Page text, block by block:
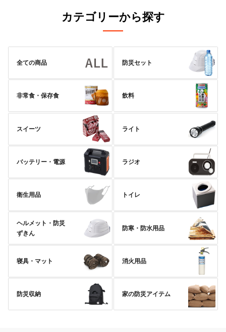
カテゴリーから探す
全ての商品 防災セット
非常食・保存食 飲料
スイーツ ライト
バッテリー・電源 ラジオ
衛生用品 トイレ
ヘルメット・防災
ずきん
防寒・防水用品
寝具・マット 消火用品
防災収納 家の防災アイテム